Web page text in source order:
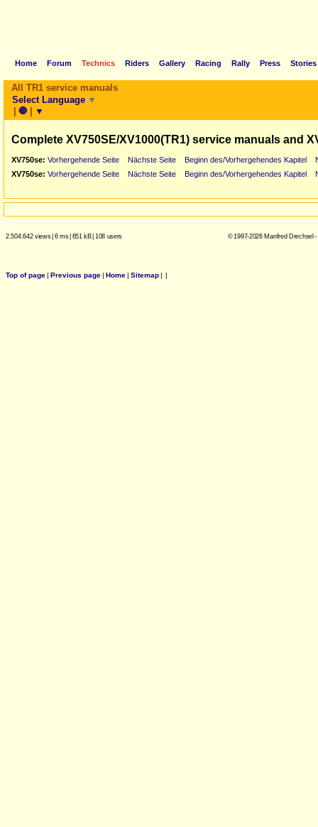
Home Forum Technics Riders Gallery Racing Rally Press Stories
All TR1 service manuals
Select Language ▼
| 🛑 | ▼
Complete XV750SE/XV1000(TR1) service manuals and
XV750se: Vorhergehende Seite Nächste Seite Beginn des/Vorhergehendes Kapitel
XV750se: Vorhergehende Seite Nächste Seite Beginn des/Vorhergehendes Kapitel
2.504.642 views| 6 ms| 651 kB| 108 users © 1997-2026 Manfred Drechsel
Top of page| Previous page| Home| Sitemap| |